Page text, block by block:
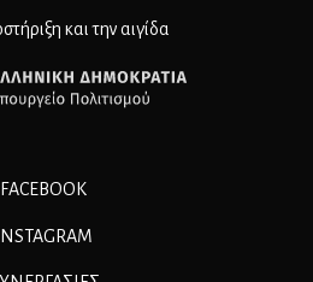
και την αιγίδα
FACEBOOK
INSTAGRAM